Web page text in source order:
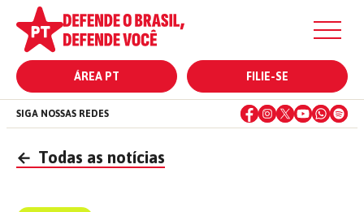
ÁREA PT FILIE-SE
SIGA NOSSAS REDES
← Todas as notícias